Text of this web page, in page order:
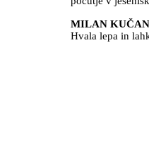
MILAN KUČAN
Hvala lepa in